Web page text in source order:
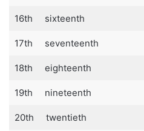
16th sixteenth
17th seventeenth
18th eighteenth
19th nineteenth
20th twentieth